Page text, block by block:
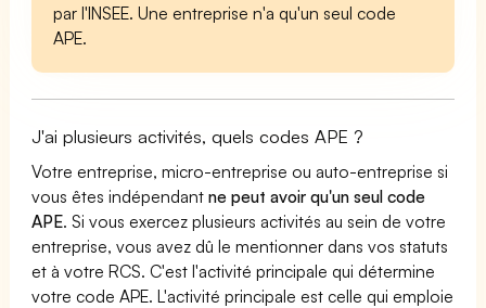
par l'INSEE. Une entreprise n'a qu'un seul code
APE.
J'ai plusieurs activités, quels codes APE ?
Votre entreprise, micro-entreprise ou auto-entreprise si
vous êtes indépendantne peut avoir qu'un seul code
APE. Si vous exercez plusieurs activités au sein de votre
entreprise, vous avez dû le mentionner dans vos statuts
et à votre RCS. C'est l'activité principale qui détermine
votre code APE. L'activité principale est celle qui emploie